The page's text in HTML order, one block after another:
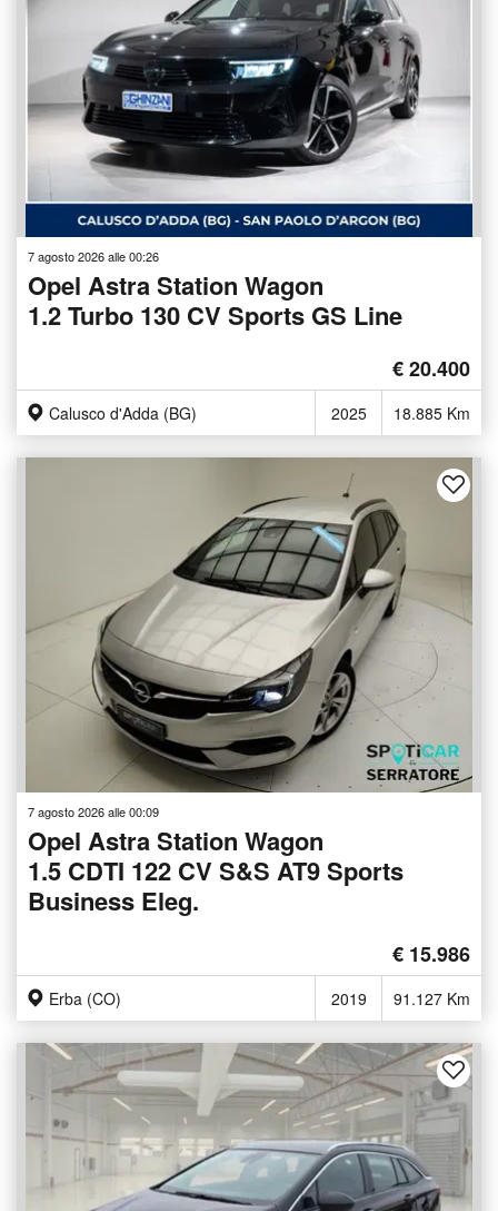
7 agosto 2026 alle 00:26
Opel Astra Station Wagon
1.2 Turbo 130 CV Sports GS Line
€ 20.400
Calusco d'Adda (BG) 2025 18.885 Km
7 agosto 2026 alle 00:09
Opel Astra Station Wagon
1.5 CDTI 122 CV S&S AT9 Sports
Business Eleg.
€ 15.986
Erba (CO) 2019 91.127 Km